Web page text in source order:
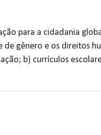
para a cidadania
gênero e os direitos
b) currículos